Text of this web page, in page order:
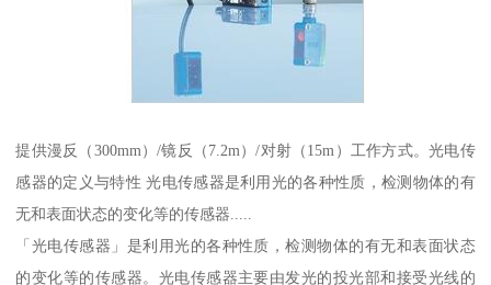
提供漫反（300mm）/镜反（7.2m）/对射（15m）工作方式。光电传
感器的定义与特性 光电传感器是利用光的各种性质，检测物体的有
无和表面状态的变化等的传感器.....
「光电传感器」是利用光的各种性质，检测物体的有无和表面状态
的变化等的传感器。光电传感器主要由发光的投光部和接受光线的